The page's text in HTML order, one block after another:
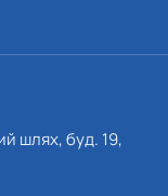
шлях, буд. 19,